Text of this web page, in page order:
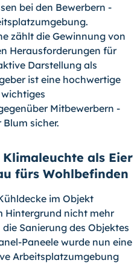
bei den Bewerbern -
zählt die Gewinnung von
Herausforderungen für
Darstellung als
ist eine hochwertige
Mitbewerbern -
sicher.
als Eier
fürs Wohlbefinden
im Objekt
Hintergrund nicht mehr
Sanierung des Objektes
Paneele wurde nun eine
Arbeitsplatzumgebung